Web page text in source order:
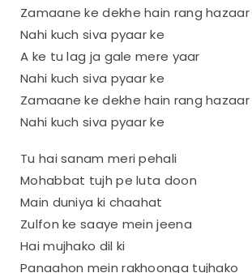
Zamaane ke dekhe hain rang hazaar
Nahi kuch siva pyaar ke
A ke tu lag ja gale mere yaar
Nahi kuch siva pyaar ke
Zamaane ke dekhe hain rang hazaar
Nahi kuch siva pyaar ke
Tu hai sanam meri pehali
Mohabbat tujh pe luta doon
Main duniya ki chaahat
Zulfon ke saaye mein jeena
Hai mujhako dil ki
Panaahon mein rakhoonga tujhako